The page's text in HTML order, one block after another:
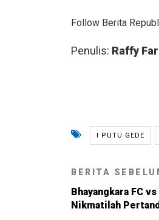
Follow Berita
Penulis: Raffy
I PUTU GEDE
BERITA
Bhayangkara FC
Nikmatilah